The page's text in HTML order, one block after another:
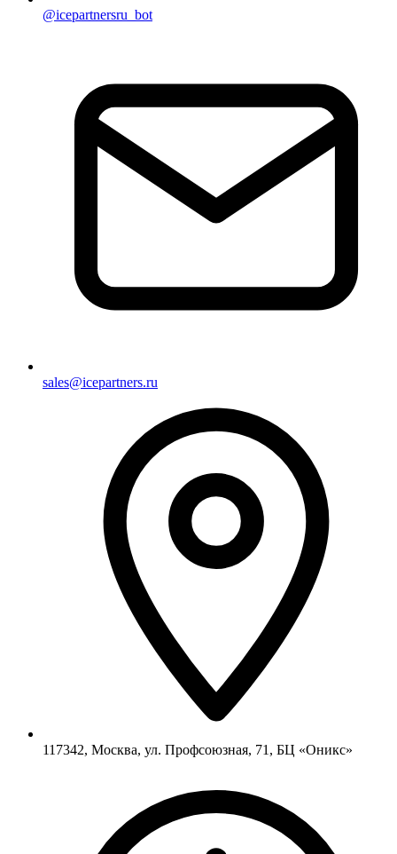
@icepartnersru_bot
sales@icepartners.ru
117342, Москва, ул. Профсоюзная, 71, БЦ «Оникс»